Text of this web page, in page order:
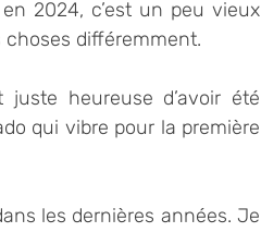
2024, c’est un peu vieux
choses différemment.
juste heureuse d’avoir été
qui vibre pour la première
les dernières années. Je